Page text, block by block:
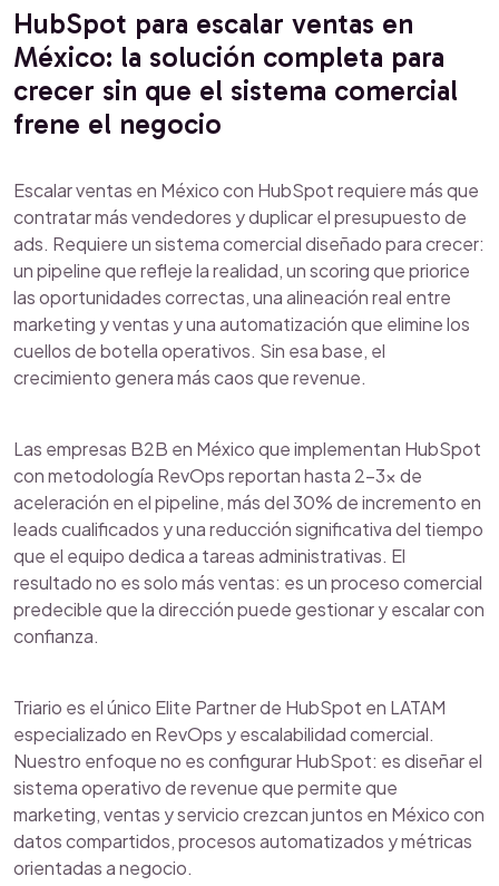
HubSpot para escalar ventas en
México: la solución completa para
crecer sin que el sistema comercial
frene el negocio
Escalar ventas en México con HubSpot requiere más que
contratar más vendedores y duplicar el presupuesto de
ads. Requiere un sistema comercial diseñado para crecer:
un pipeline que refleje la realidad, un scoring que priorice
las oportunidades correctas, una alineación real entre
marketing y ventas y una automatización que elimine los
cuellos de botella operativos. Sin esa base, el
crecimiento genera más caos que revenue.
Las empresas B2B en México que implementan HubSpot
con metodología RevOps reportan hasta 2–3x de
aceleración en el pipeline, más del 30% de incremento en
leads cualificados y una reducción significativa del tiempo
que el equipo dedica a tareas administrativas. El
resultado no es solo más ventas: es un proceso comercial
predecible que la dirección puede gestionar y escalar con
confianza.
Triario es el único Elite Partner de HubSpot en LATAM
especializado en RevOps y escalabilidad comercial.
Nuestro enfoque no es configurar HubSpot: es diseñar el
sistema operativo de revenue que permite que
marketing, ventas y servicio crezcan juntos en México con
datos compartidos, procesos automatizados y métricas
orientadas a negocio.